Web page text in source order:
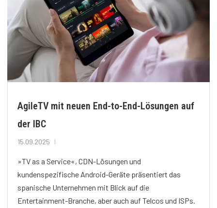
AgileTV mit neuen End-to-End-Lösungen auf
der IBC
15.09.2025
»TV as a Service«, CDN-Lösungen und
kundenspezifische Android-Geräte präsentiert das
spanische Unternehmen mit Blick auf die
Entertainment-Branche, aber auch auf Telcos und ISPs.